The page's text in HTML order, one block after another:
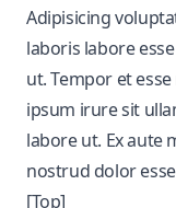
Adipisicing
laboris labore
ut. Tempor et
ipsum irure sit
labore ut. Ex aute
nostrud dolor
[Top]